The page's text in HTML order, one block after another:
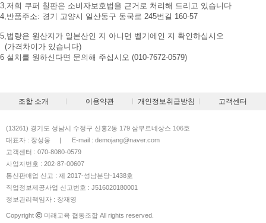
3,저희 쿠퍼 칠판은 소비자보호법을 근거로 처리해 드리고 있습니다
4,반품주소: 경기 고양시 일산동구 동국로 245번길 160-57
5,법랑은 원산지가 일본산인 지 아니면 벨기에인 지 확인하십시오
(가격차이가 있습니다)
6 설치를 원하신다면 문의해 주십시오 (010-7672-0579)
조합 소개 이용약관 개인정보취급방침 고객센터
(13261) 경기도 성남시 수정구 신흥2동 179 삼부르네상스 106호
대표자 : 장성웅
|
E-mail : demojang@naver.com
고객센터 : 070-8080-0579
사업자번호 : 202-87-00607
통신판매업 신고 : 제 2017-성남분당-1438호
직업정보제공사업 신고번호 : J516020180001
정보관리책임자 : 장재영
Copyright ⓒ 미래교육 협동조합 All rights reserved.